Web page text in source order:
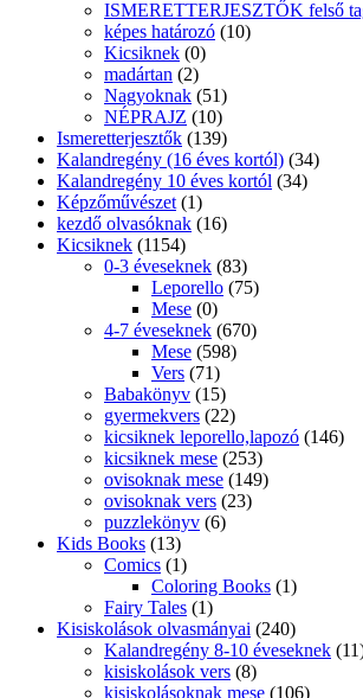
ISMERETTERJESZTŐK felső
képes határozó (10)
Kicsiknek (0)
madártan (2)
Nagyoknak (51)
NÉPRAJZ (10)
Ismeretterjesztők (139)
Kalandregény (16 éves kortól) (34)
Kalandregény 10 éves kortól (34)
Képzőművészet (1)
kezdő olvasóknak (16)
Kicsiknek (1154)
0-3 éveseknek (83)
Leporello (75)
Mese (0)
4-7 éveseknek (670)
Mese (598)
Vers (71)
Babakönyv (15)
gyermekvers (22)
kicsiknek leporello,lapozó (146)
kicsiknek mese (253)
ovisoknak mese (149)
ovisoknak vers (23)
puzzlekönyv (6)
Kids Books (13)
Comics (1)
Coloring Books (1)
Fairy Tales (1)
Kisiskolások olvasmányai (240)
Kalandregény 8-10 éveseknek
kisiskolások vers (8)
kisiskolásoknak mese (106)